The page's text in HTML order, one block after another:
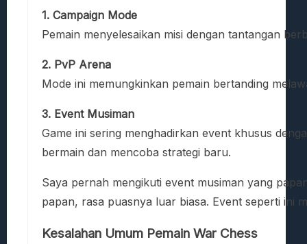
1. Campaign Mode
Pemain menyelesaikan misi dengan tantangan
2. PvP Arena
Mode ini memungkinkan pemain bertanding
3. Event Musiman
Game ini sering menghadirkan event khusus
bermain dan mencoba strategi baru.
Saya pernah mengikuti event musiman yang
papan, rasa puasnya luar biasa. Event seperti ini
Kesalahan Umum Pemain War Chess